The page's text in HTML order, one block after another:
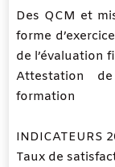
Des QCM et
forme
de l’évaluation
Attestation
formation
INDICATEURS
Taux de